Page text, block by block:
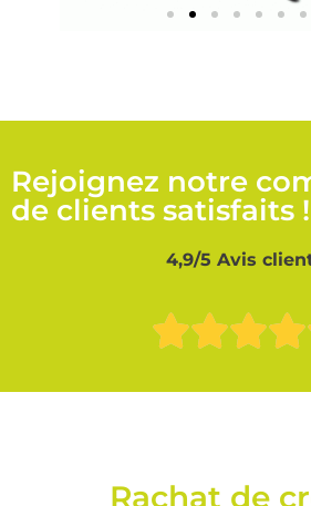
Rejoignez notre
de clients satisfaits !
4,9/5 Avis
Rachat de